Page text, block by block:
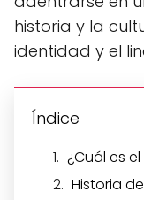
historia y la
identidad y el
Índice
¿Cuál es
Historia